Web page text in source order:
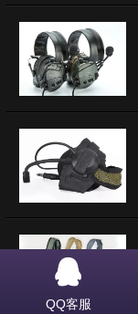
QQ客服